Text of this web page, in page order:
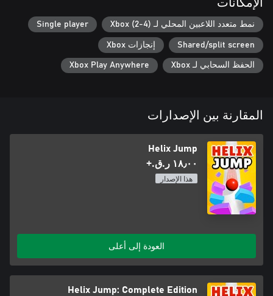
انطلق إلى مغامرة لا تنتهي أبدًا بمستويات غير محدودة، واختبر مهاراتك
وادع الآخرين لقضاء وقت ممتع معًا!
الإمكانات
نمط متعدد اللاعبين المحلي لـ Xbox (2-4) Single player
Shared/split screen إنجازات Xbox
الحفظ السحابي لـ Xbox Xbox Play Anywhere
المقارنة بين الإصدارات
Helix Jump
١٨٫٠٠ ر.ق.‏+
هذا الإصدار
العودة إلى أعلى
Helix Jump: Complete Edition